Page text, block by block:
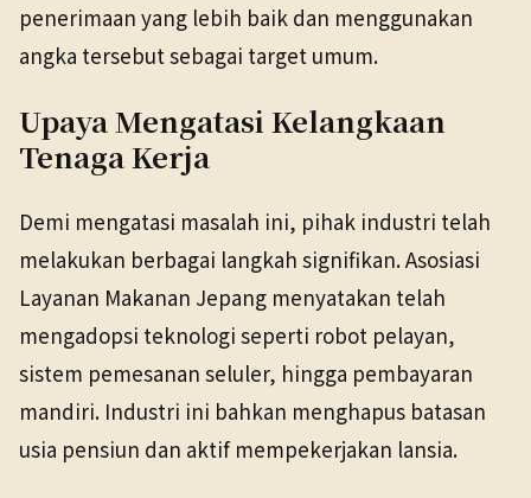
penerimaan yang lebih baik dan menggunakan
angka tersebut sebagai target umum.
Upaya Mengatasi Kelangkaan
Tenaga Kerja
Demi mengatasi masalah ini, pihak industri telah
melakukan berbagai langkah signifikan. Asosiasi
Layanan Makanan Jepang menyatakan telah
mengadopsi teknologi seperti robot pelayan,
sistem pemesanan seluler, hingga pembayaran
mandiri. Industri ini bahkan menghapus batasan
usia pensiun dan aktif mempekerjakan lansia.